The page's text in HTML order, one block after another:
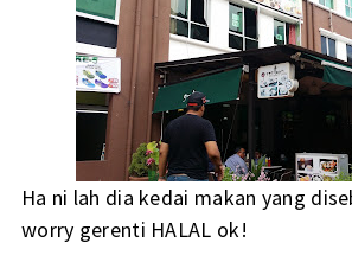
Ha ni lah dia kedai makan yang
worry gerenti HALAL ok!